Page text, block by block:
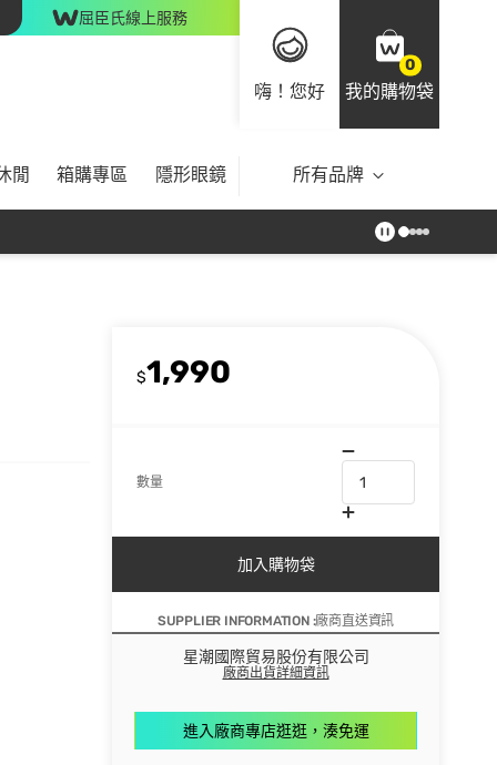
屈臣氏線上服務
嗨！您好
0
我的購物袋
閒 箱購專區 隱形眼鏡 所有品牌
$1,990
數量
加入購物袋
SUPPLIER INFORMATION :廠商直送資訊
星潮國際貿易股份有限公司
廠商出貨詳細資訊
進入廠商專店逛逛，湊免運